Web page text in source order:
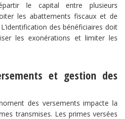
le capital entre plusieurs
les abattements fiscaux et de
des bénéficiaires doit
les exonérations et limiter les
et gestion des
des versements impacte la
transmises. Les primes versées